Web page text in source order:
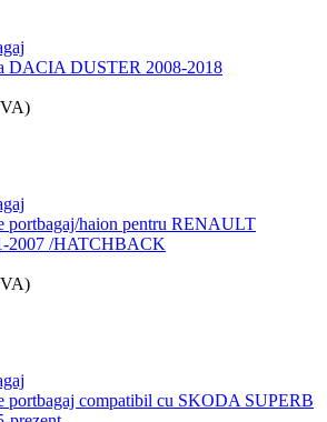
DACIA DUSTER 2008-2018
portbagaj/haion pentru RENAULT
2007 /HATCHBACK
portbagaj compatibil cu SKODA SUPERB